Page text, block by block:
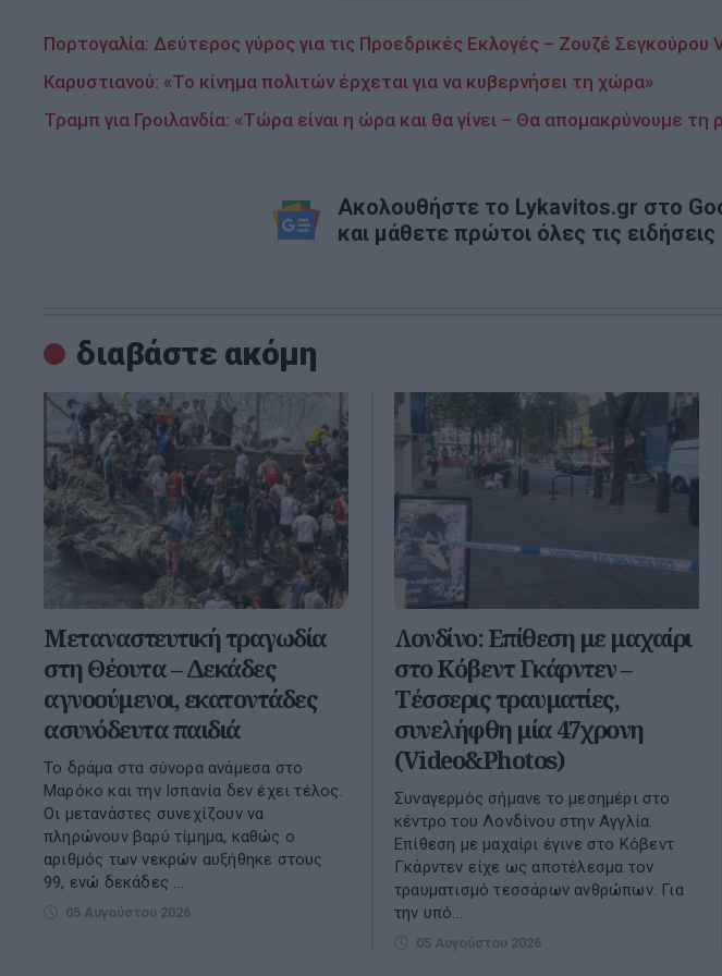
Πορτογαλία: Δεύτερος γύρος για τις Προεδρικές Εκλογές – Ζουζέ Σεγκούρου
Καρυστιανού: «Το κίνημα πολιτών έρχεται για να κυβερνήσει τη χώρα»
Τραμπ για Γροιλανδία: «Τώρα είναι η ώρα και θα γίνει – Θα απομακρύνουμε τη
Ακολουθήστε το Lykavitos.gr στο
και μάθετε πρώτοι όλες τις ειδήσεις
διαβάστε ακόμη
Μεταναστευτική τραγωδία
στη Θέουτα – Δεκάδες
αγνοούμενοι, εκατοντάδες
ασυνόδευτα παιδιά
Το δράμα στα σύνορα ανάμεσα στο
Μαρόκο και την Ισπανία δεν έχει τέλος.
Οι μετανάστες συνεχίζουν να
πληρώνουν βαρύ τίμημα, καθώς ο
αριθμός των νεκρών αυξήθηκε στους
99, ενώ δεκάδες ...
05 Αυγούστου 2026
Λονδίνο: Επίθεση με μαχαίρι
στο Κόβεντ Γκάρντεν –
Τέσσερις τραυματίες,
συνελήφθη μία 47χρονη
(Video&Photos)
Συναγερμός σήμανε το μεσημέρι στο
κέντρο του Λονδίνου στην Αγγλία.
Επίθεση με μαχαίρι έγινε στο Κόβεντ
Γκάρντεν είχε ως αποτέλεσμα τον
τραυματισμό τεσσάρων ανθρώπων. Για
την υπό...
05 Αυγούστου 2026